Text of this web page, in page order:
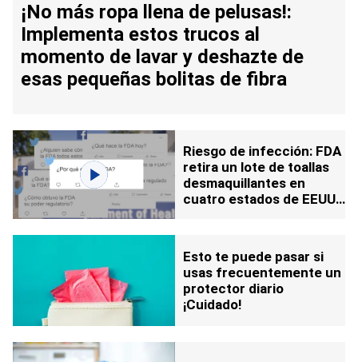
¡No más ropa llena de pelusas!:
Implementa estos trucos al
momento de lavar y deshazte de
esas pequeñas bolitas de fibra
Riesgo de infección: FDA
retira un lote de toallas
desmaquillantes en
cuatro estados de EEUU
Esto te puede pasar si
usas frecuentemente un
protector diario
¡Cuidado!